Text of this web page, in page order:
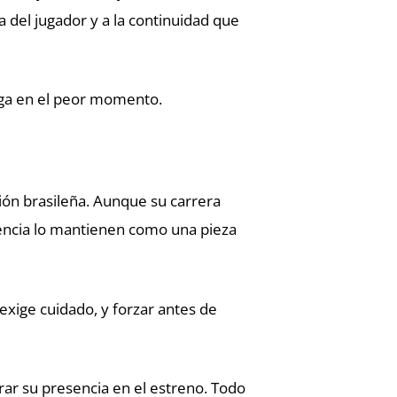
del jugador y a la continuidad que
en el peor momento.
brasileña. Aunque su carrera
lo mantienen como una pieza
cuidado, y forzar antes de
su presencia en el estreno. Todo